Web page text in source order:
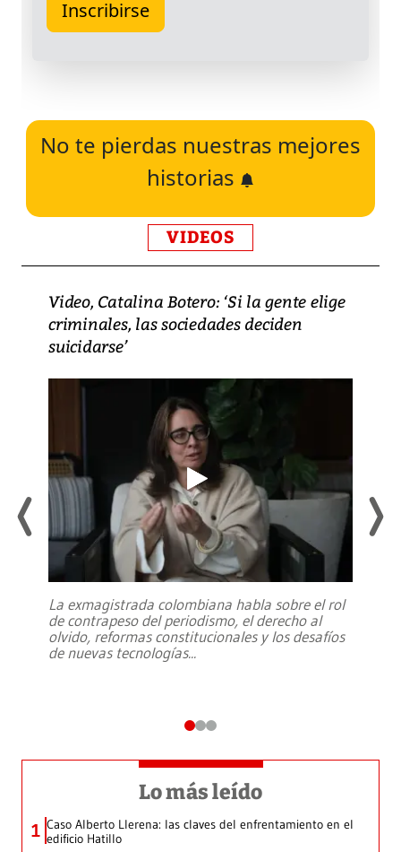
No te pierdas nuestras mejores
historias
VIDEOS
Video, Catalina Botero: ‘Si la gente elige
criminales, las sociedades deciden
suicidarse’
La exmagistrada colombiana habla sobre el rol
de contrapeso del periodismo, el derecho al
olvido, reformas constitucionales y los desafíos
de nuevas tecnologías...
Lo más leído
1 Caso Alberto Llerena: las claves del enfrentamiento en el
edificio Hatillo